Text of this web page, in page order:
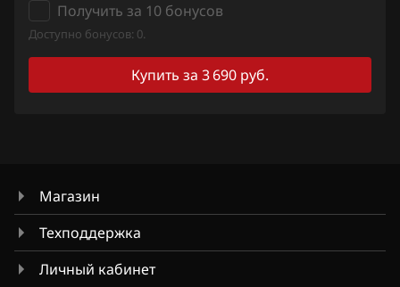
Howo
Hummer
Hyundai
Isuzu
Iveco
JAC
X-Trail 2.0
X-Trail 2.5
Получить за 10 бонусов
Доступно бонусов: 0.
Купить за 3 690 руб.
Магазин
Техподдержка
Личный кабинет